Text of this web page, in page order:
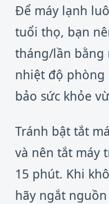
Để máy lạnh
tuổi thọ, bạn
tháng/lần bằng
nhiệt độ phòng
bảo sức khỏe
Tránh bật tắt
và nên tắt máy
15 phút. Khi
hãy ngắt